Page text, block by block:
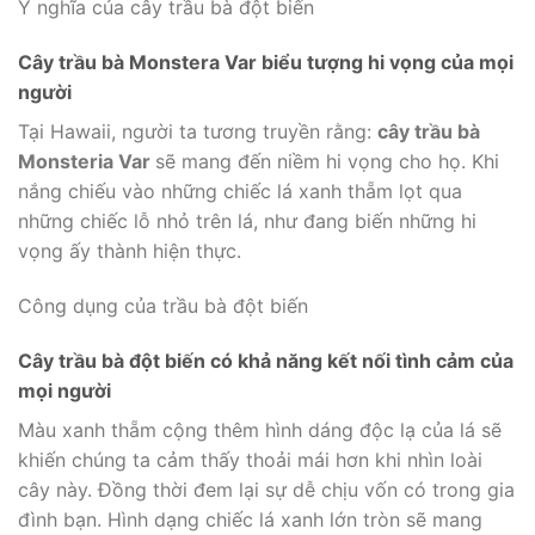
Ý nghĩa của cây trầu bà đột biến
Cây trầu bà Monstera Var biểu tượng hi vọng của mọi
người
Tại Hawaii, người ta tương truyền rằng: cây trầu bà
Monsteria Var sẽ mang đến niềm hi vọng cho họ. Khi
nắng chiếu vào những chiếc lá xanh thẵm lọt qua
những chiếc lỗ nhỏ trên lá, như đang biến những hi
vọng ấy thành hiện thực.
Công dụng của trầu bà đột biến
Cây trầu bà đột biến có khả năng kết nối tình cảm của
mọi người
Màu xanh thẵm cộng thêm hình dáng độc lạ của lá sẽ
khiến chúng ta cảm thấy thoải mái hơn khi nhìn loài
cây này. Đồng thời đem lại sự dễ chịu vốn có trong gia
đình bạn. Hình dạng chiếc lá xanh lớn tròn sẽ mang